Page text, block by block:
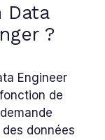
Data
?
Engineer
de
données